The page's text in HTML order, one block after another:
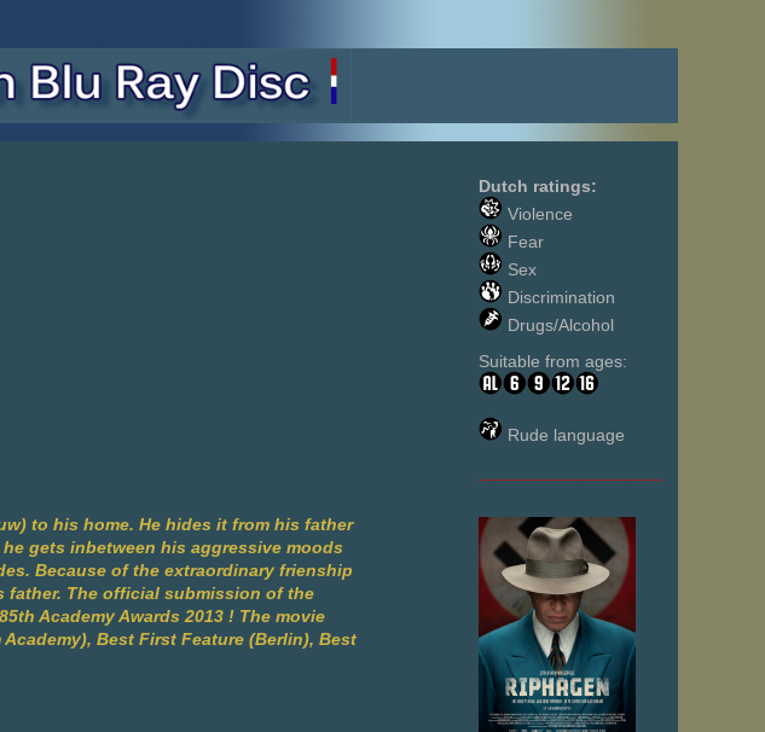
Dutch ratings:
Violence
Fear
Sex
Discrimination
Drugs/Alcohol
Suitable from ages:
Rude language
to his home. He hides it from his father
gets inbetween his aggressive moods
Because of the extraordinary frienship
father. The official submission of the
Academy Awards 2013 ! The movie
Best First Feature (Berlin), Best